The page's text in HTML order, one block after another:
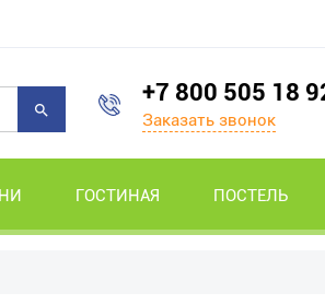
+7 800 505 18
Заказать звонок
ГОСТИНАЯ ПОСТЕЛЬ